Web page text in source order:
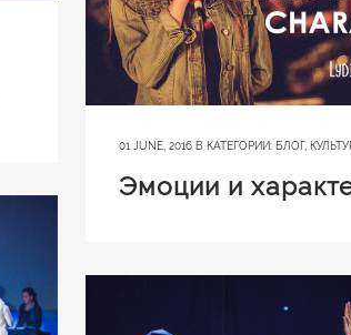
01 JUNE, 2016 В КАТЕГОРИИ: БЛОГ,
Эмоции и